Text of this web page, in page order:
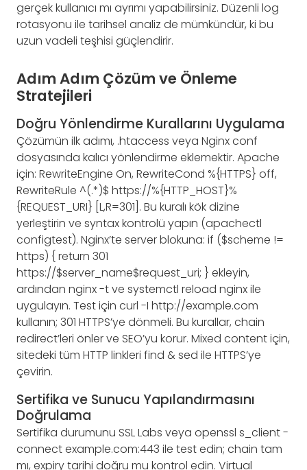
gerçek kullanıcı mı ayrımı yapabilirsiniz. Düzenli log
rotasyonu ile tarihsel analiz de mümkündür, ki bu
uzun vadeli teşhisi güçlendirir.
Adım Adım Çözüm ve Önleme
Stratejileri
Doğru Yönlendirme Kurallarını Uygulama
Çözümün ilk adımı, .htaccess veya Nginx conf
dosyasında kalıcı yönlendirme eklemektir. Apache
için: RewriteEngine On, RewriteCond %{HTTPS} off,
RewriteRule ^(.*)$ https://%{HTTP_HOST}%
{REQUEST_URI} [L,R=301]. Bu kuralı kök dizine
yerleştirin ve syntax kontrolü yapın (apachectl
configtest). Nginx’te server blokuna: if ($scheme !=
https) { return 301
https://$server_name$request_uri; } ekleyin,
ardından nginx -t ve systemctl reload nginx ile
uygulayın. Test için curl -I http://example.com
kullanın; 301 HTTPS’ye dönmeli. Bu kurallar, chain
redirect’leri önler ve SEO’yu korur. Mixed content için,
sitedeki tüm HTTP linkleri find & sed ile HTTPS’ye
çevirin.
Sertifika ve Sunucu Yapılandırmasını
Doğrulama
Sertifika durumunu SSL Labs veya openssl s_client -
connect example.com:443 ile test edin; chain tam
mı, expiry tarihi doğru mu kontrol edin. Virtual